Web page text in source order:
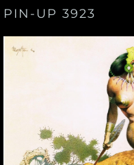
PIN-UP 3923